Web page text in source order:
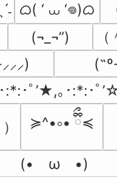
ᜊ( ‘ ⩊ ‘𖦹)ᜊ
(¬_¬”)
･ﾟ’★,｡･:*:･ﾟ
≽^•༚• ྀིྀ≼
(•　ω　•)